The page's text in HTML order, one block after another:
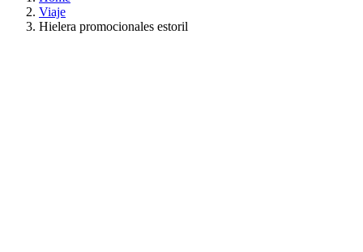
Viaje
Hielera promocionales estoril